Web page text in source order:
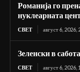
Романија го
нуклеарната
СВЕТ август 6, 2026,
Зеленски в
СВЕТ август 6, 2026,